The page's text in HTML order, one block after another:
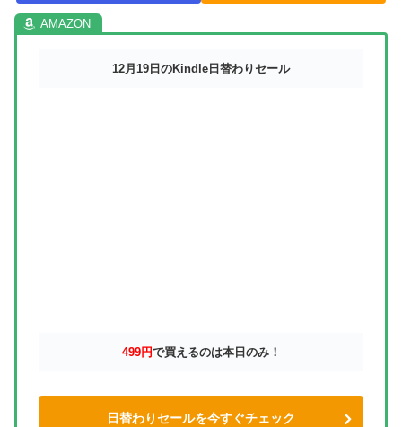
12月19日のKindle日替わりセール
499円で買えるのは本日のみ！
日替わりセールを今すぐチェック